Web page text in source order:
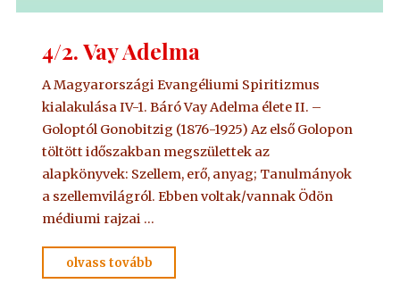
4/2. Vay Adelma
A Magyarországi Evangéliumi Spiritizmus
kialakulása IV-1. Báró Vay Adelma élete II. –
Goloptól Gonobitzig (1876-1925) Az első Golopon
töltött időszakban megszülettek az
alapkönyvek: Szellem, erő, anyag; Tanulmányok
a szellemvilágról. Ebben voltak/vannak Ödön
médiumi rajzai …
olvass tovább
Vay